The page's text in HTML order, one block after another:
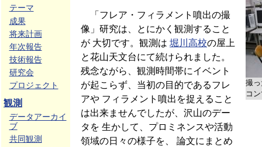
テーマ
成果
将来計画
年次報告
技術報告
研究会
プロジェクト
観測
データアーカイ
ブ
共同観測
「フレア・フィラメント噴出の撮
像」研究は、とにかく観測すること
が 大切です。観測は 堀川高校の屋上
と花山天文台にて続けられました。
残念ながら、観測時間帯にイベント
が起こらず、当初の目的であるフレ
アや フィラメント噴出を捉えること
は出来ませんでしたが、沢山のデー
タを 生かして、プロミネンスや活動
領域の日々の様子を、 論文にまとめ
撮
コ